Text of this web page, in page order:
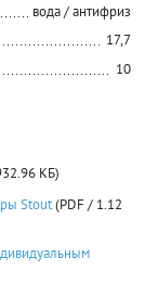
вода / антифриз
17,7
10
КБ)
Stout(PDF / 1.12